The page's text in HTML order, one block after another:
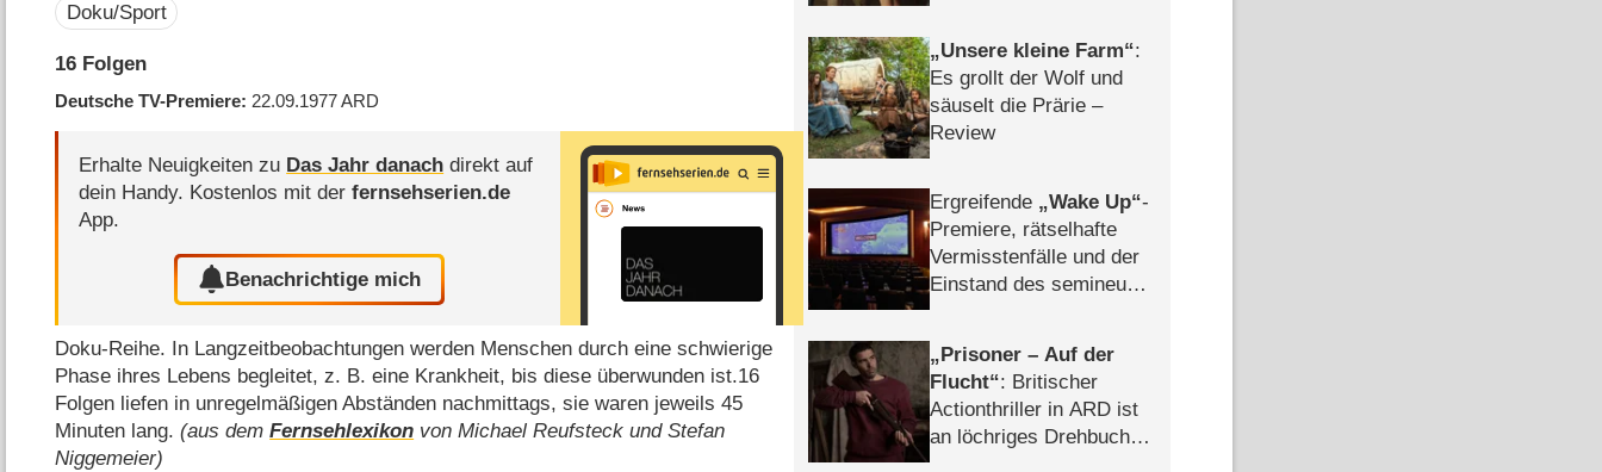
Doku/Sport
16 Folgen
Deutsche TV-Premiere 22.09.1977ARD
Erhalte Neuigkeiten zu Das Jahr danach direkt auf
dein Handy. Kostenlos mit derfernsehserien.de
App.
Benachrichtige mich
Doku-Reihe. In Langzeitbeobachtungen werden Menschen durch eine schwierige
Phase ihres Lebens begleitet, z. B. eine Krankheit, bis diese überwunden ist.16
Folgen liefen in unregelmäßigen Abständen nachmittags, sie waren jeweils 45
Minuten lang.(aus demFernsehlexikon von Michael Reufsteck und Stefan
Niggemeier)
Unsere kleine Farm :
Es grollt der Wolf und
säuselt die Prärie –
Review
Ergreifende Wake Up -
Premiere, rätselhafte
Vermisstenfälle und der
Einstand des semineuen
Prisoner – Auf der
Flucht : Britischer
Actionthriller in ARD ist
an löchriges Drehbuch